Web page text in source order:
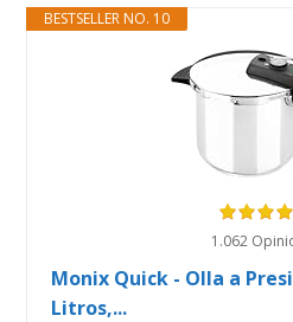
BESTSELLER NO. 10
1.062
Monix Quick - Olla a
Litros,...